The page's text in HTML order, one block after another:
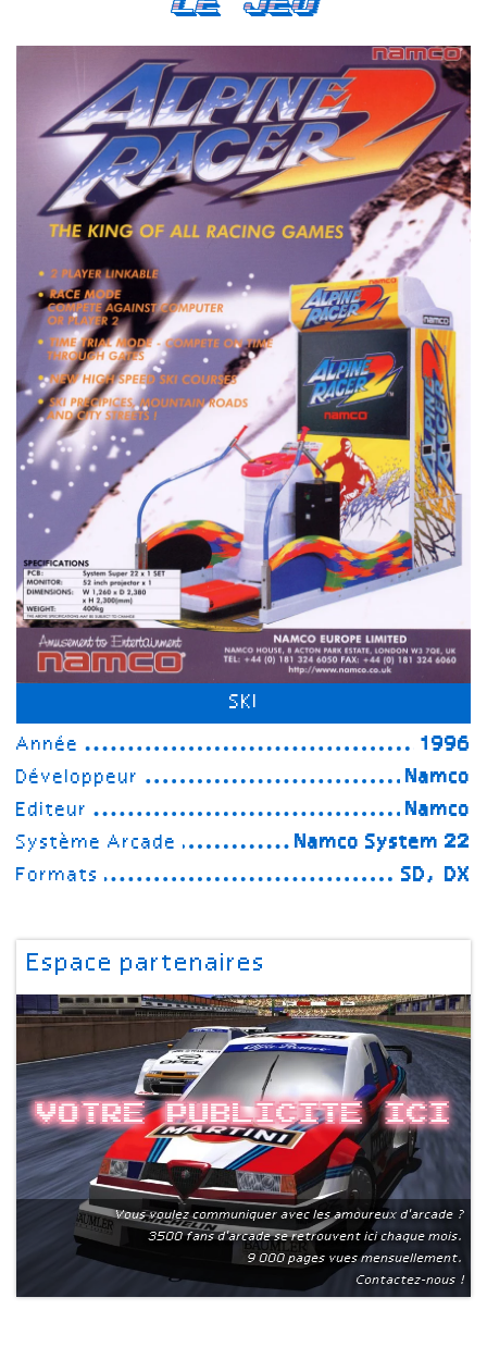
SKI
Année
1996
Développeur
Namco
Editeur
Namco
Système Arcade
Namco System 22
Formats
SD, DX
Espace partenaires
Votre publicite ici
Vous voulez communiquer avec les amoureux d'arcade ?
3500 fans d'arcade se retrouvent ici chaque mois.
9 000 pages vues mensuellement.
Contactez-nous !